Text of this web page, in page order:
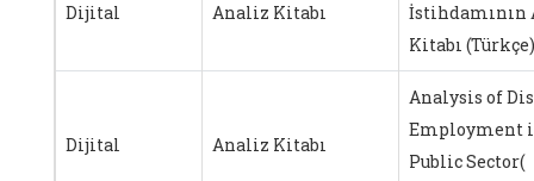
Dijital Analiz Kitabı
Kitabı (Türkçe)
Dijital Analiz Kitabı
Analysis of
Employment
Public Sector(